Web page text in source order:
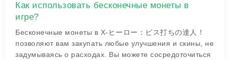
Как использовать бесконечные монеты в
игре?
Бесконечные монеты в X-ヒーロー：ビス打ちの達人！
позволяют вам закупать любые улучшения и скины, не
задумываясь о расходах. Вы можете сосредоточиться